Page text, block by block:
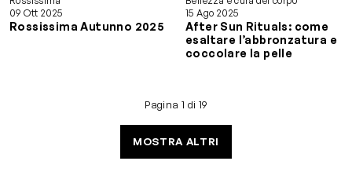
09 Ott 2025
Rossissima Autunno 2025
15 Ago 2025
After Sun Rituals: come
esaltare l’abbronzatura e
coccolare la pelle
Pagina 1 di 19
MOSTRA ALTRI